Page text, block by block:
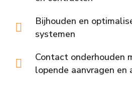
Bijhouden en
systemen
Contact onderhouden
lopende aanvragen en